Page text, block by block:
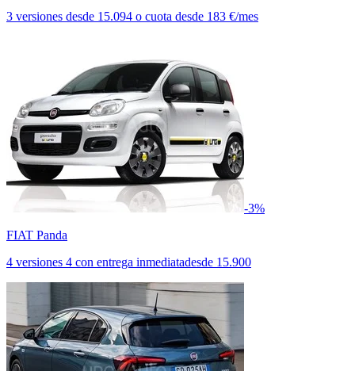
3 versiones desde 15.094 o cuota desde 183 €/mes
-3%
FIAT Panda
4 versiones 4 con entrega inmediatadesde 15.900